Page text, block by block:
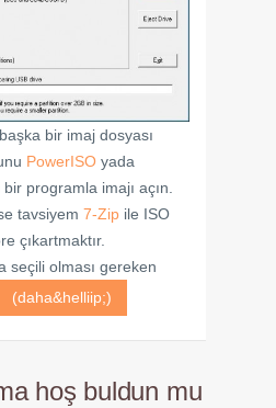
bir imaj dosyası
PowerISO yada
programla imajı açın.
tavsiyem 7-Zip ile ISO
çıkartmaktır.
seçili olması gereken
(daha&helliip;)
hoş buldun mu